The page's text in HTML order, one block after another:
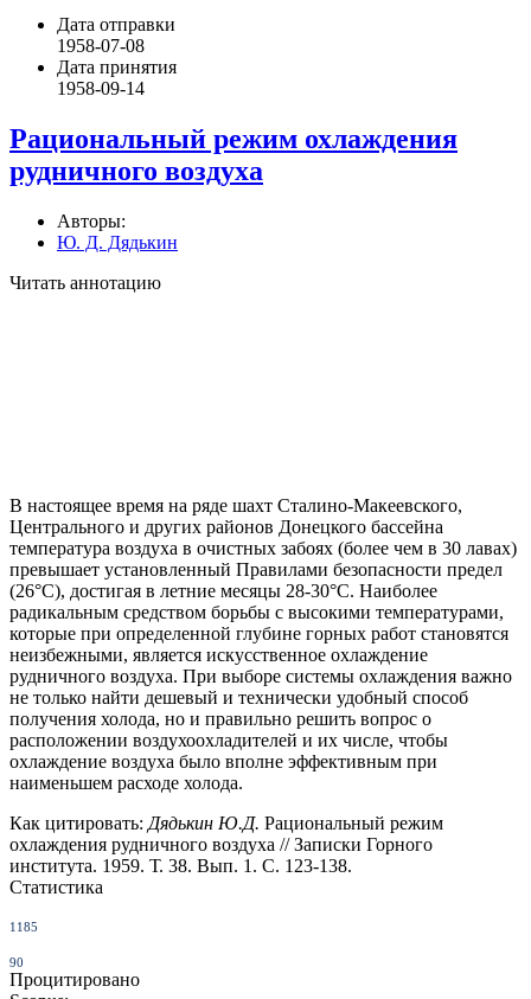
Дата отправки
1958-07-08
Дата принятия
1958-09-14
Рациональный режим охлаждения
рудничного воздуха
Авторы:
Ю. Д. Дядькин
Читать аннотацию
В настоящее время на ряде шахт Сталино-Макеевского,
Централь­ного и других районов Донецкого бассейна
температура воздуха в очист­ных забоях (более чем в 30 лавах)
превышает установленный Прави­лами безопасности предел
(26°C), достигая в летние месяцы 28-30°C. Наиболее
радикальным средством борьбы с высокими температурами,
которые при определенной глубине горных работ становятся
неизбеж­ными, является искусственное охлаждение
рудничного воздуха. При выборе системы охлаждения важно
не только найти дешевый и техни­чески удобный способ
получения холода, но и правильно решить вопрос о
расположении воздухоохладителей и их числе, чтобы
охлаждение воз­духа было вполне эффективным при
наименьшем расходе холода.
Как цитировать: Дядькин Ю.Д. Рациональный режим
охлаждения рудничного воздуха // Записки Горного
института. 1959. Т. 38. Вып. 1. С. 123-138.
Статистика
1185
90
Процитировано